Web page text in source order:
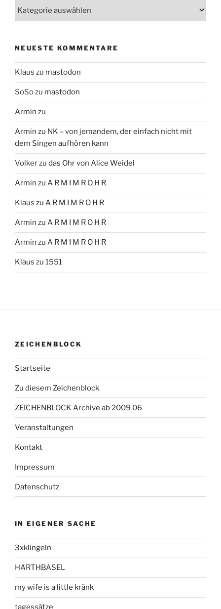
NEUESTE KOMMENTARE
Klaus zu mastodon
SoSozu mastodon
Armin zu
Armin zu NK – von jemandem, der einfach nicht mit
dem Singen aufhören kann
Volkerzu das Ohr von Alice Weidel
Armin zu A R M I M R O H R
Klaus zu A R M I M R O H R
Armin zu A R M I M R O H R
Armin zu A R M I M R O H R
Klaus zu 1551
ZEICHENBLOCK
Startseite
Zu diesem Zeichenblock
ZEICHENBLOCK Archive ab 2009 06
Veranstaltungen
Kontakt
Impressum
Datenschutz
IN EIGENER SACHE
3xklingeln
HARTHBASEL
my wife is a little kränk
tagessätze